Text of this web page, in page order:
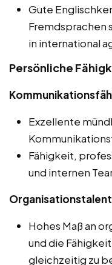
Gute
Fremdsprachen
in international
Persönliche
Exzellente
Fähigkeit,
und internen
Organisationstalent
Hohes Maß an
und die
gleichzeitig zu